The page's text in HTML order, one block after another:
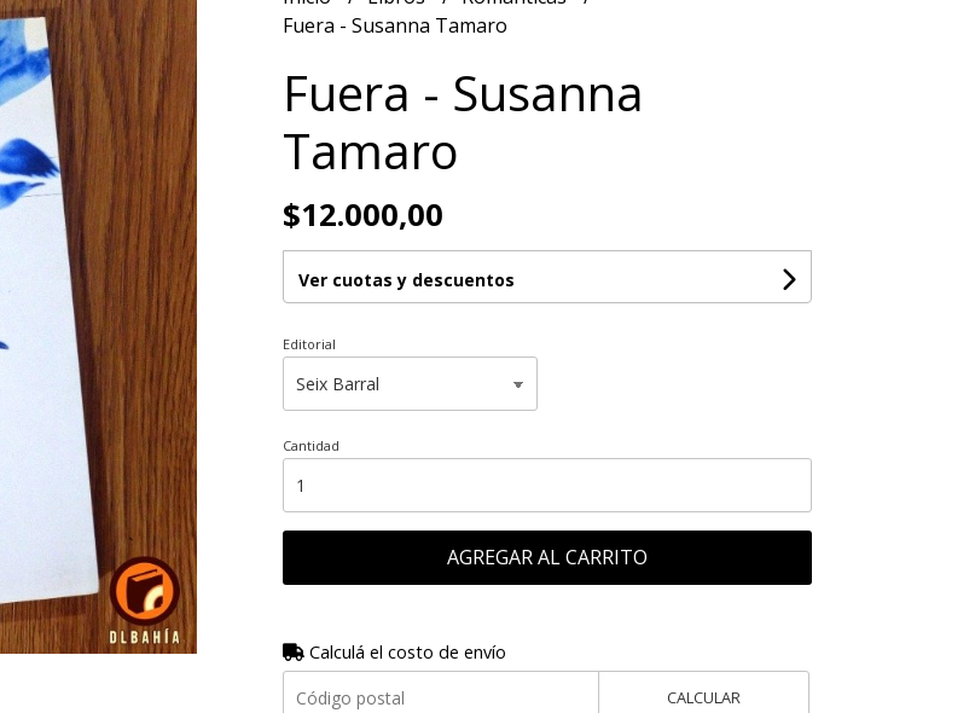
Fuera - Susanna Tamaro
Fuera - Susanna
Tamaro
$12.000,00
Ver cuotas y descuentos
Editorial
Cantidad
AGREGAR AL CARRITO
Calculá el costo de envío
CALCULAR